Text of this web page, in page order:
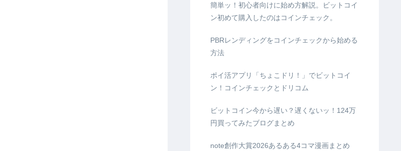
簡単ッ！初心者向けに始め方解説。ビットコイ
ン初めて購入したのはコインチェック。
PBRレンディングをコインチェックから始める
方法
ポイ活アプリ「ちょこドリ！」でビットコイ
ン！コインチェックとドリコム
ビットコイン今から遅い？遅くないッ！124万
円買ってみたブログまとめ
note創作大賞2026あるある4コマ漫画まとめ